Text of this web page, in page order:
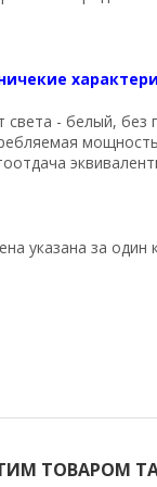
света - белый, без
указана за один
ТОВАРОМ